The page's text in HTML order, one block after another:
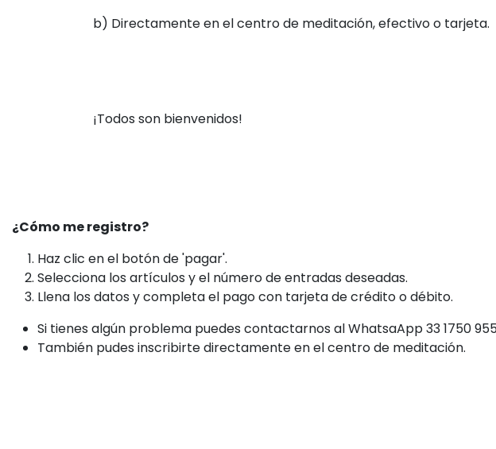
b) Directamente en el centro de meditación, efectivo o tarjeta.
¡Todos son bienvenidos!
¿Cómo me registro?
Haz clic en el botón de 'pagar'.
Selecciona los artículos y el número de entradas deseadas.
Llena los datos y completa el pago con tarjeta de crédito o débito.
Si tienes algún problema puedes contactarnos al WhatsaApp 33 1750
También pudes inscribirte directamente en el centro de meditación.